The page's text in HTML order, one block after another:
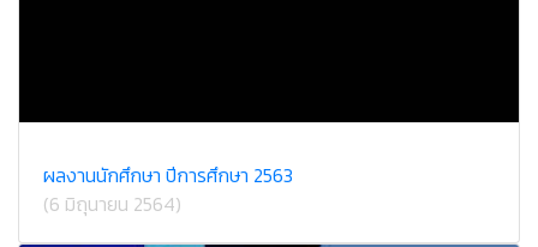
ผลงานนักศึกษา ปีการศึกษา 2563
(6 มิถุนายน 2564)